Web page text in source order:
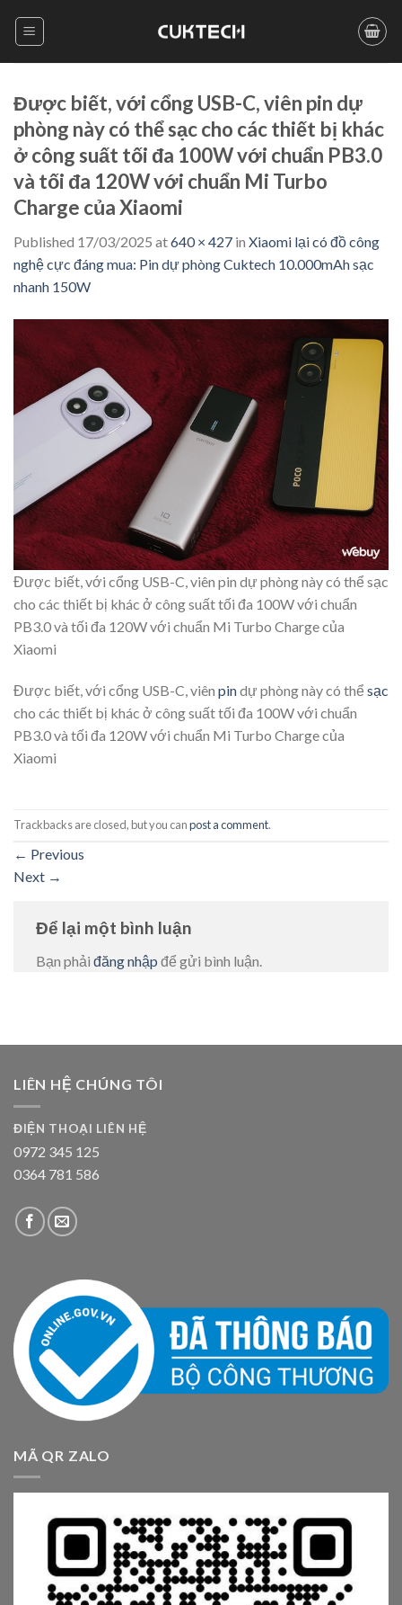
Được biết, với cổng USB-C, viên pin dự
phòng này có thể sạc cho các thiết bị khác
ở công suất tối đa 100W với chuẩn PB3.0
và tối đa 120W với chuẩn Mi Turbo
Charge của Xiaomi
Published 17/03/2025 at640 × 427 in Xiaomi lại có đồ công
nghệ cực đáng mua: Pin dự phòng Cuktech 10.000mAh sạc
nhanh 150W
Được biết, với cổng USB-C, viên pin dự phòng này có thể sạc
cho các thiết bị khác ở công suất tối đa 100W với chuẩn
PB3.0 và tối đa 120W với chuẩn Mi Turbo Charge của
Xiaomi
Được biết, với cổng USB-C, viên pindự phòng này có thể sạc
cho các thiết bị khác ở công suất tối đa 100W với chuẩn
PB3.0 và tối đa 120W với chuẩn Mi Turbo Charge của
Xiaomi
Trackbacks are closed, but you canpost a comment.
← Previous
Next →
Để lại một bình luận
Bạn phải đăng nhập để gửi bình luận.
LIÊN HỆ CHÚNG TÔI
ĐIỆN THOẠI LIÊN HỆ
0972 345 125
0364 781 586
MÃ QR ZALO